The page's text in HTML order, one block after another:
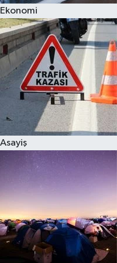
Ekonomi
Asayiş
Teknoloji
Televizyon
Yaşam-Çevre